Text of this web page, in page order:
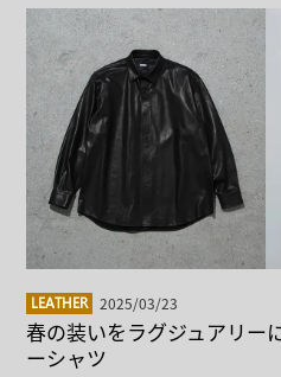
LEATHER 2025/03/23
春の装いをラグジュアリー
ーシャツ